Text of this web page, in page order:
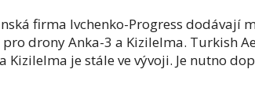
firma Ivchenko-Progress dodávají
drony Anka-3 a Kizilelma. Turkish
Kizilelma je stále ve vývoji. Je nutno